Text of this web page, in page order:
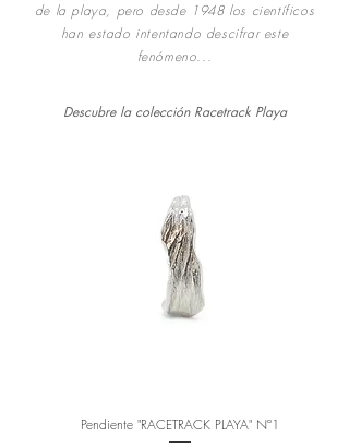
Pendiente "RACETRACK PLAYA" Nº1
Descubre la colección Racetrack Playa
de la playa, pero desde 1948 los científicos
han estado intentando descifrar este
fenómeno...